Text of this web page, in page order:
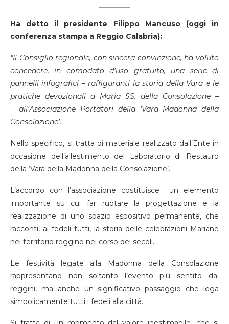
Ha detto il presidente Filippo Mancuso (oggi in
conferenza stampa a Reggio Calabria):
“Il Consiglio regionale, con sincera convinzione, ha voluto
concedere, in comodato d’uso gratuito, una serie di
pannelli infografici – raffiguranti la storia della Vara e le
pratiche devozionali a Maria SS. della Consolazione –
all’Associazione Portatori della ‘Vara Madonna della
Consolazione’.
Nello specifico, si tratta di materiale realizzato dall’Ente in
occasione dell’allestimento del Laboratorio di Restauro
della ‘Vara della Madonna della Consolazione’.
L’accordo con l’associazione costituisce un elemento
importante su cui far ruotare la progettazione e la
realizzazione di uno spazio espositivo permanente, che
racconti, ai fedeli tutti, la storia delle celebrazioni Mariane
nel territorio reggino nel corso dei secoli.
Le festività legate alla Madonna della Consolazione
rappresentano non soltanto l’evento più sentito dai
reggini, ma anche un significativo passaggio che lega
simbolicamente tutti i fedeli alla città.